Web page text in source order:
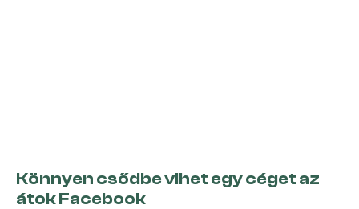
Könnyen csődbe vihet egy céget az
átok Facebook